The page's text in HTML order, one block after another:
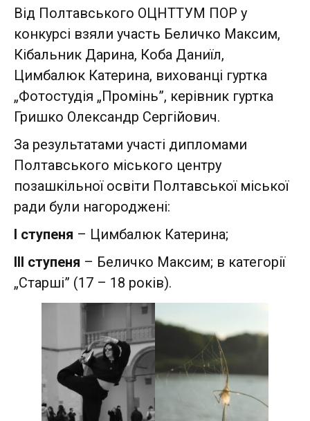
Від Полтавського ОЦНТТУМ ПОР у
конкурсі взяли участь Беличко Максим,
Кібальник Дарина, Коба Даниїл,
Цимбалюк Катерина, вихованці гуртка
„Фотостудія „Промінь”, керівник гуртка
Гришко Олександр Сергійович.
За результатами участі дипломами
Полтавського міського центру
позашкільної освіти Полтавської міської
ради були нагороджені:
І ступеня – Цимбалюк Катерина;
ІІІ ступеня – Беличко Максим; в категорії
„Старші” (17 – 18 років).